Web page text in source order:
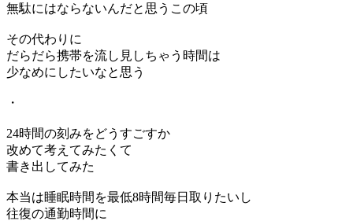
無駄にはならないんだと思うこの頃
その代わりに
だらだら携帯を流し見しちゃう時間は
少なめにしたいなと思う
・
24時間の刻みをどうすごすか
改めて考えてみたくて
書き出してみた
本当は睡眠時間を最低8時間毎日取りたいし
往復の通勤時間に